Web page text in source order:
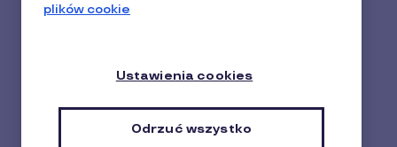
Nadmiar obowiązków w
pracy - jak wpływa na
pracownika i
plików cookie
Ustawienia cookies
Odrzuć wszystko